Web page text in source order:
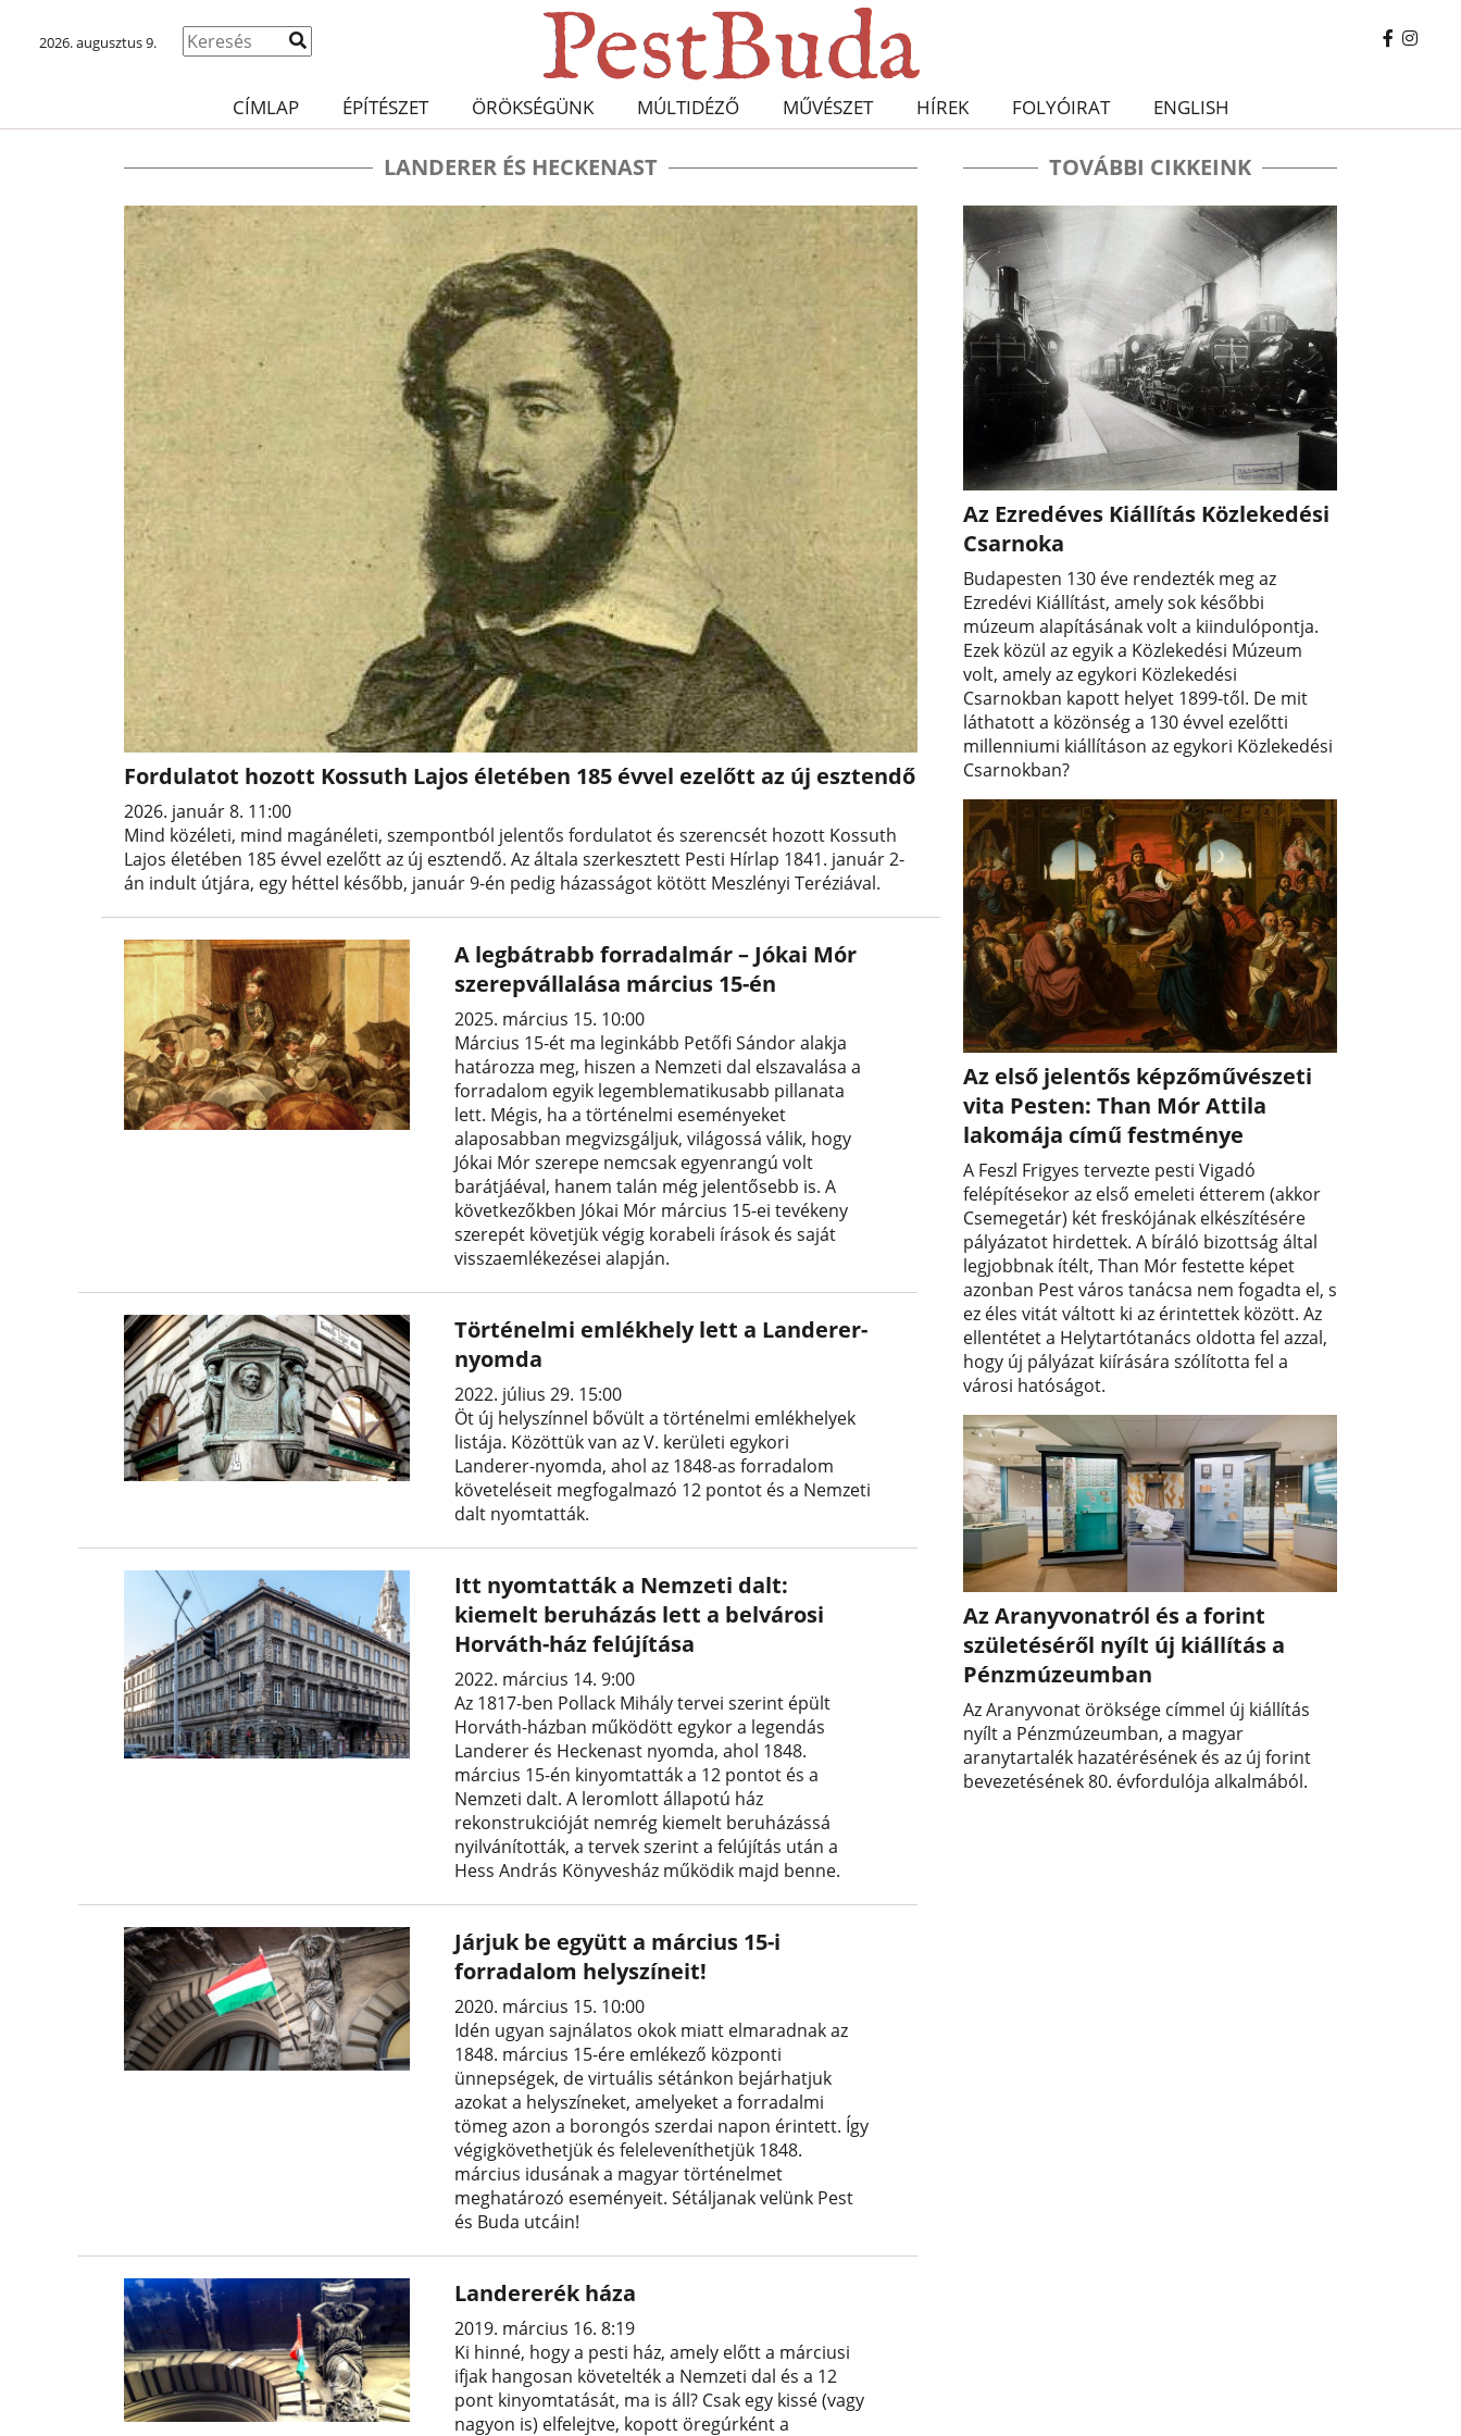
2026. augusztus 9.
CÍMLAP ÉPÍTÉSZET ÖRÖKSÉGÜNK MÚLTIDÉZŐ MŰVÉSZET HÍREK FOLYÓIRAT ENGLISH
LANDERER ÉS HECKENAST
Fordulatot hozott Kossuth Lajos életében 185 évvel ezelőtt az új esztendő
2026. január 8. 11:00
Mind közéleti, mind magánéleti, szempontból jelentős fordulatot és szerencsét hozott Kossuth
Lajos életében 185 évvel ezelőtt az új esztendő. Az általa szerkesztett Pesti Hírlap 1841. január 2-
án indult útjára, egy héttel később, január 9-én pedig házasságot kötött Meszlényi Teréziával.
A legbátrabb forradalmár – Jókai Mór
szerepvállalása március 15-én
2025. március 15. 10:00
Március 15-ét ma leginkább Petőfi Sándor alakja
határozza meg, hiszen a Nemzeti dal elszavalása a
forradalom egyik legemblematikusabb pillanata
lett. Mégis, ha a történelmi eseményeket
alaposabban megvizsgáljuk, világossá válik, hogy
Jókai Mór szerepe nemcsak egyenrangú volt
barátjáéval, hanem talán még jelentősebb is. A
következőkben Jókai Mór március 15-ei tevékeny
szerepét követjük végig korabeli írások és saját
visszaemlékezései alapján.
Történelmi emlékhely lett a Landerer-
nyomda
2022. július 29. 15:00
Öt új helyszínnel bővült a történelmi emlékhelyek
listája. Közöttük van az V. kerületi egykori
Landerer-nyomda, ahol az 1848-as forradalom
követeléseit megfogalmazó 12 pontot és a Nemzeti
dalt nyomtatták.
Itt nyomtatták a Nemzeti dalt:
kiemelt beruházás lett a belvárosi
Horváth-ház felújítása
2022. március 14. 9:00
Az 1817-ben Pollack Mihály tervei szerint épült
Horváth-házban működött egykor a legendás
Landerer és Heckenast nyomda, ahol 1848.
március 15-én kinyomtatták a 12 pontot és a
Nemzeti dalt. A leromlott állapotú ház
rekonstrukcióját nemrég kiemelt beruházássá
nyilvánították, a tervek szerint a felújítás után a
Hess András Könyvesház működik majd benne.
Járjuk be együtt a március 15-i
forradalom helyszíneit!
2020. március 15. 10:00
Idén ugyan sajnálatos okok miatt elmaradnak az
1848. március 15-ére emlékező központi
ünnepségek, de virtuális sétánkon bejárhatjuk
azokat a helyszíneket, amelyeket a forradalmi
tömeg azon a borongós szerdai napon érintett. Így
végigkövethetjük és feleleveníthetjük 1848.
március idusának a magyar történelmet
meghatározó eseményeit. Sétáljanak velünk Pest
és Buda utcáin!
Landererék háza
2019. március 16. 8:19
Ki hinné, hogy a pesti ház, amely előtt a márciusi
ifjak hangosan követelték a Nemzeti dal és a 12
pont kinyomtatását, ma is áll? Csak egy kissé (vagy
nagyon is) elfelejtve, kopott öregúrként a
TOVÁBBI CIKKEINK
Az Ezredéves Kiállítás Közlekedési
Csarnoka
Budapesten 130 éve rendezték meg az
Ezredévi Kiállítást, amely sok későbbi
múzeum alapításának volt a kiindulópontja.
Ezek közül az egyik a Közlekedési Múzeum
volt, amely az egykori Közlekedési
Csarnokban kapott helyet 1899-től. De mit
láthatott a közönség a 130 évvel ezelőtti
millenniumi kiállításon az egykori Közlekedési
Csarnokban?
Az első jelentős képzőművészeti
vita Pesten: Than Mór Attila
lakomája című festménye
A Feszl Frigyes tervezte pesti Vigadó
felépítésekor az első emeleti étterem (akkor
Csemegetár) két freskójának elkészítésére
pályázatot hirdettek. A bíráló bizottság által
legjobbnak ítélt, Than Mór festette képet
azonban Pest város tanácsa nem fogadta el, s
ez éles vitát váltott ki az érintettek között. Az
ellentétet a Helytartótanács oldotta fel azzal,
hogy új pályázat kiírására szólította fel a
városi hatóságot.
Az Aranyvonatról és a forint
születéséről nyílt új kiállítás a
Pénzmúzeumban
Az Aranyvonat öröksége címmel új kiállítás
nyílt a Pénzmúzeumban, a magyar
aranytartalék hazatérésének és az új forint
bevezetésének 80. évfordulója alkalmából.